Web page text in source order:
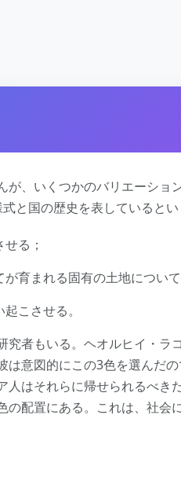
、いくつかのバリエーショ
と国の歴史を表しているとい
る；
育まれる固有の土地について
こさせる。
究者もいる。ヘオルヒイ・ラ
意図的にこの3色を選んだ
はそれらに帰せられるべき
の配置にある。これは、社会